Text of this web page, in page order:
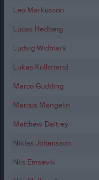
Leo Markusson
Lucas Hedberg
Ludvig Widmark
Lukas Kullstrand
Marco Gudding
Marcus Mangelin
Matthew Daltrey
Niklas Johansson
Nils Emsevik